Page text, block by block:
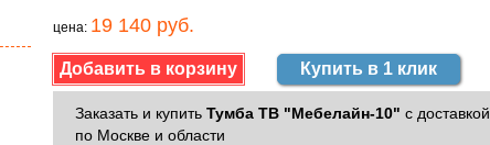
цена: 19 140 руб.
Купить в 1 клик
Заказать и купить Тумба ТВ "Мебелайн-10" с доставкой
по Москве и области